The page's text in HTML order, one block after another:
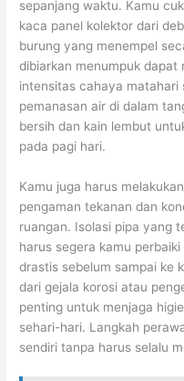
sepanjang waktu. Kamu
kaca panel kolektor dari
burung yang menempel
dibiarkan menumpuk dapat
intensitas cahaya matahari
pemanasan air di dalam
bersih dan kain lembut
pada pagi hari.
Kamu juga harus
pengaman tekanan dan
ruangan. Isolasi pipa yang
harus segera kamu
drastis sebelum sampai ke
dari gejala korosi atau
penting untuk menjaga
sehari-hari. Langkah
sendiri tanpa harus selalu